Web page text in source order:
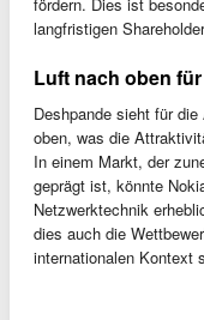
fördern. Dies ist
langfristigen
Luft nach oben
Deshpande sieht für
oben, was die
In einem Markt, der
geprägt ist, könnte
Netzwerktechnik
dies auch die
internationalen Kontext